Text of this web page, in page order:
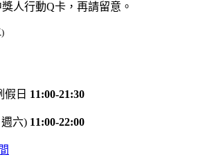
人行動Q卡，再請留意。
假日 11:00-21:30
六) 11:00-22:00